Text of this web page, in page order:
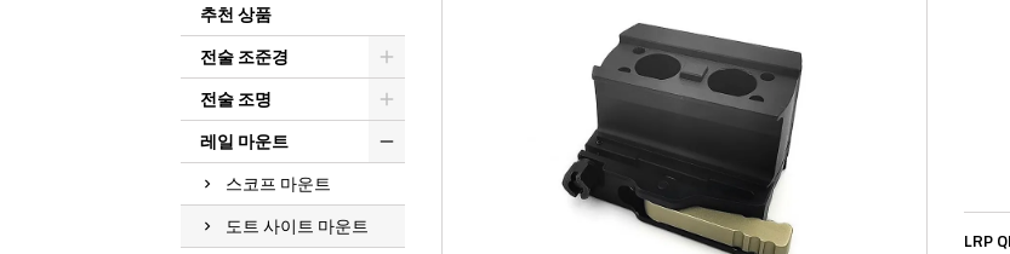
추천 상품
전술 조준경
전술 조명
레일 마운트
스코프 마운트
도트 사이트 마운트
LRP